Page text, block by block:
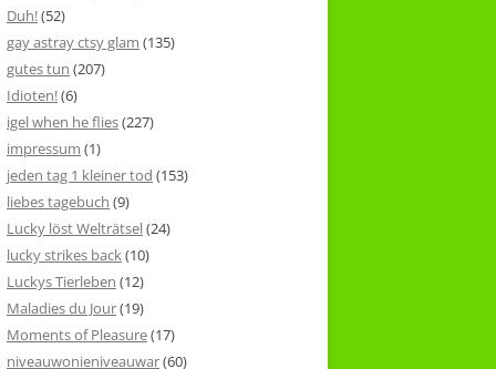
Duh!(52)
gay astray ctsy glam (135)
gutes tun (207)
Idioten!(6)
igel when he flies(227)
impressum (1)
jeden tag 1 kleiner tod (153)
liebes tagebuch (9)
Lucky löst Welträtsel(24)
lucky strikes back(10)
Luckys Tierleben (12)
Maladies du Jour(19)
Moments of Pleasure(17)
niveauwonieniveauwar(60)